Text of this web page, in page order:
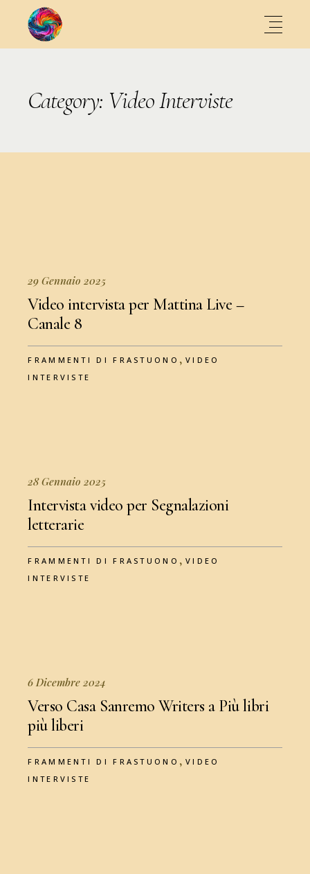
Category: Video Interviste
29 Gennaio 2025
Video intervista per Mattina Live –
Canale 8
FRAMMENTI DI FRASTUONO , VIDEO
INTERVISTE
28 Gennaio 2025
Intervista video per Segnalazioni
letterarie
FRAMMENTI DI FRASTUONO , VIDEO
INTERVISTE
6 Dicembre 2024
Verso Casa Sanremo Writers a Più libri
più liberi
FRAMMENTI DI FRASTUONO , VIDEO
INTERVISTE